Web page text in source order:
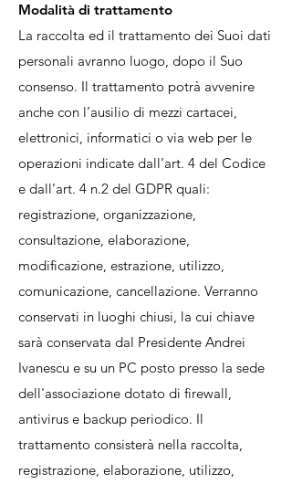
Modalità di trattamento
La raccolta ed il trattamento dei Suoi dati
personali avranno luogo, dopo il Suo
consenso. Il trattamento potrà avvenire
anche con l’ausilio di mezzi cartacei,
elettronici, informatici o via web per le
operazioni indicate dall’art. 4 del Codice
e dall’art. 4 n.2 del GDPR quali:
registrazione, organizzazione,
consultazione, elaborazione,
modificazione, estrazione, utilizzo,
comunicazione, cancellazione. Verranno
conservati in luoghi chiusi, la cui chiave
sarà conservata dal Presidente Andrei
Ivanescu e su un PC posto presso la sede
dell'associazione dotato di firewall,
antivirus e backup periodico. Il
trattamento consisterà nella raccolta,
registrazione, elaborazione, utilizzo,